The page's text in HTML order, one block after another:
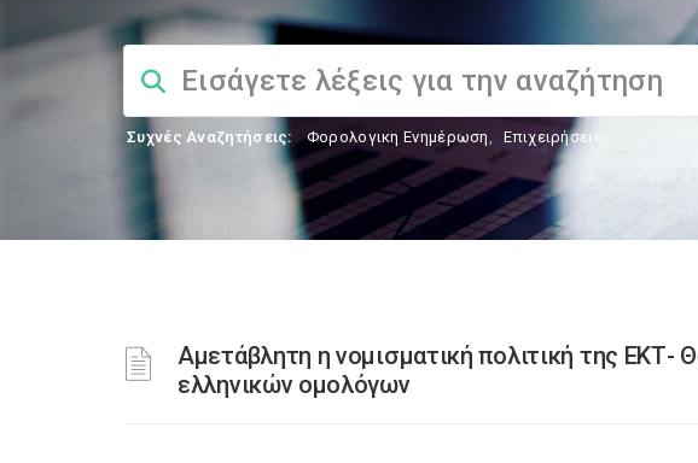
Συχνές Αναζητήσεις: Φορολογικη Ενημέρωση, Επιχειρήσεις
Αμετάβλητη η νομισματική πολιτική της ΕΚΤ-
ελληνικών ομολόγων